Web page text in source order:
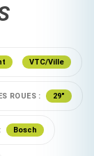
VTC/Ville
ROUES : 29"
Bosch